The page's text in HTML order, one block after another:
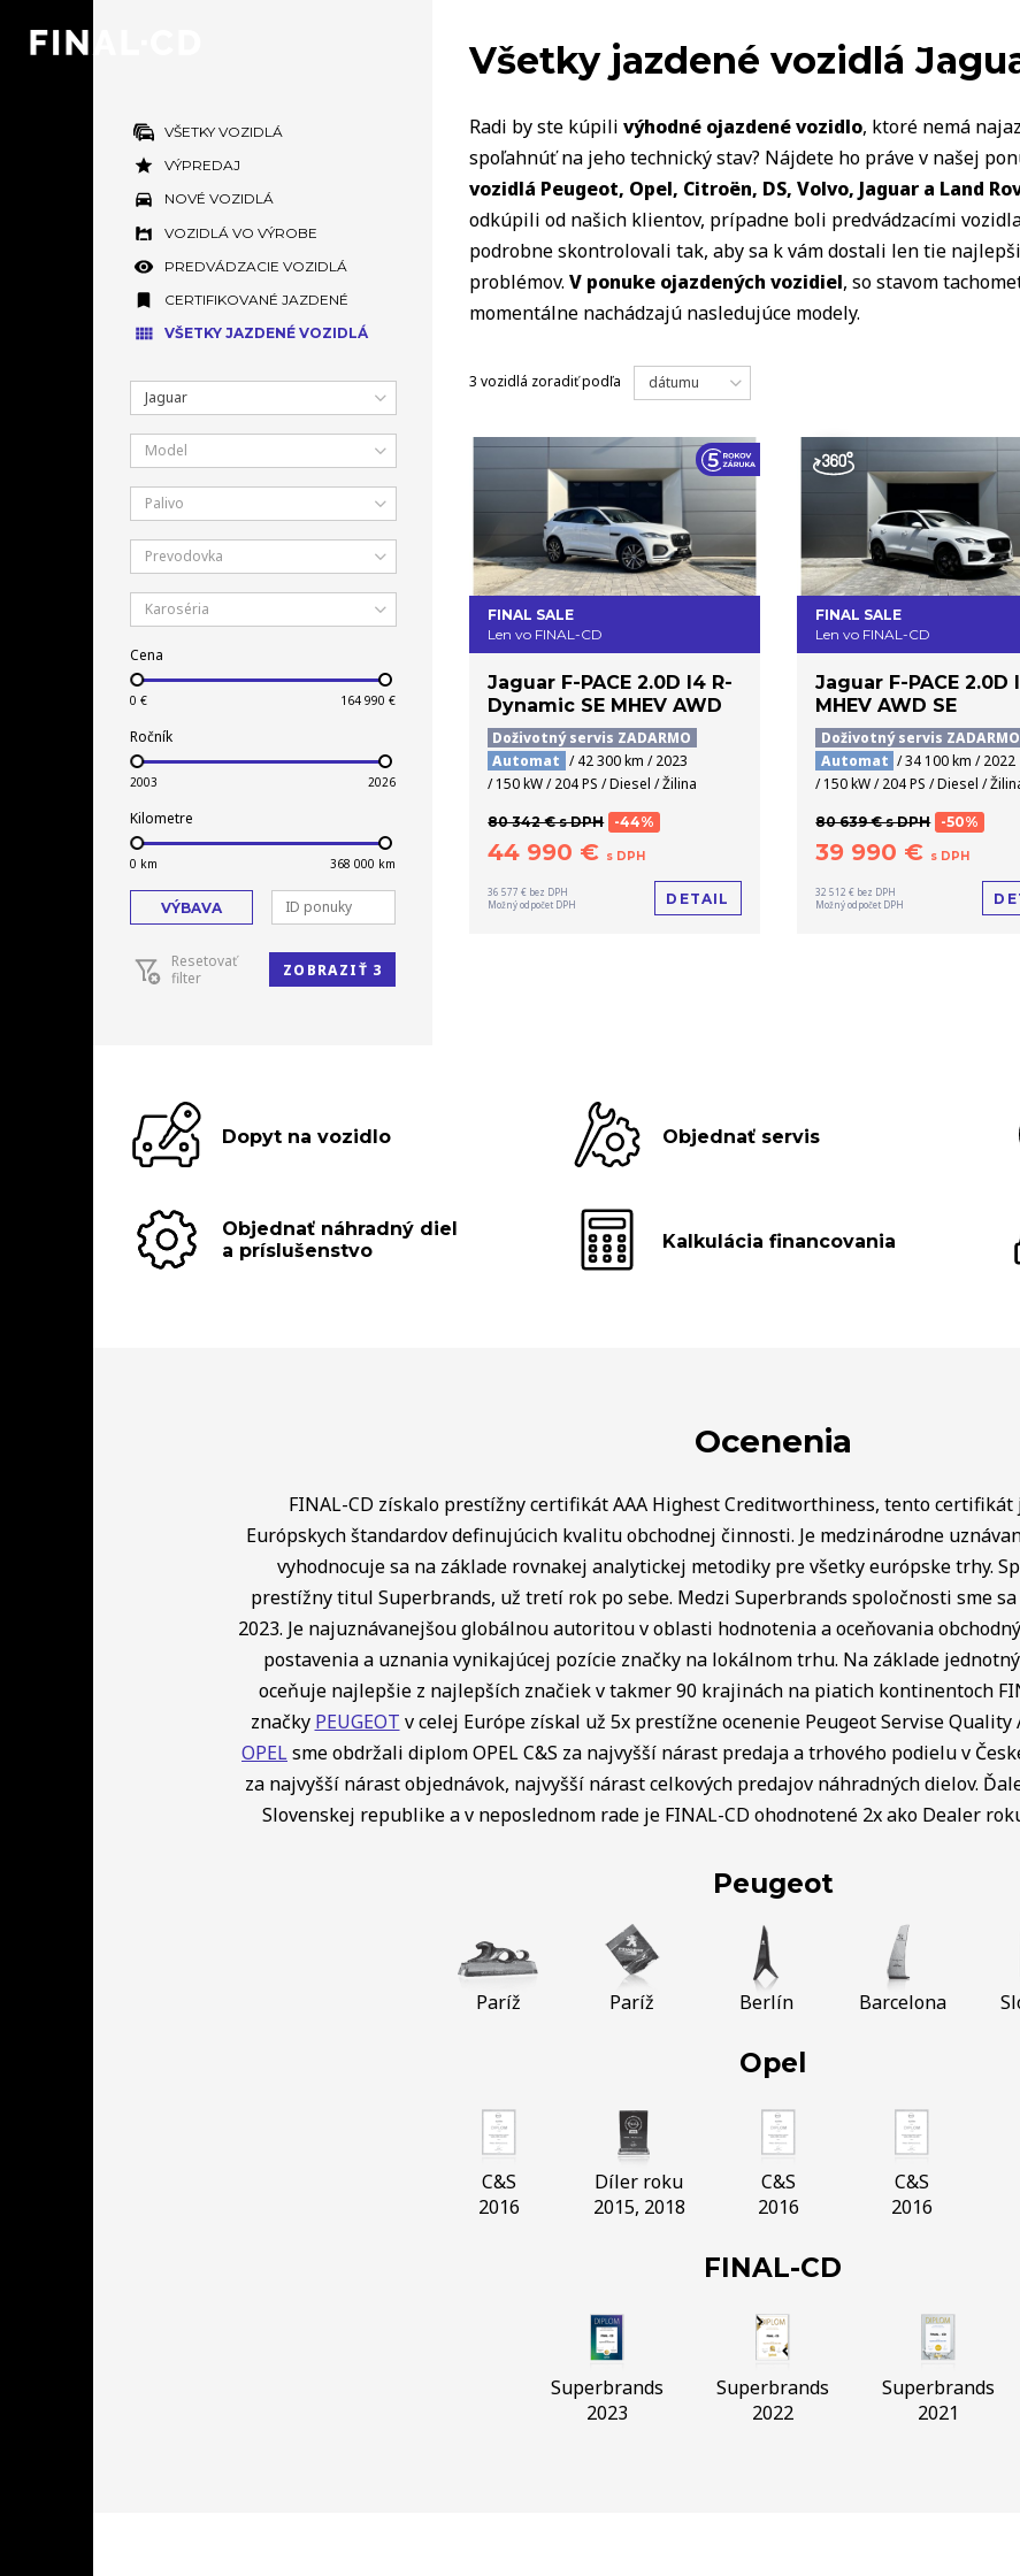
VOZIDLÁ
VŠETKY VOZIDLÁ
VÝPREDAJ
NOVÉ VOZIDLÁ
VOZIDLÁ VO VÝROBE
PREDVÁDZACIE VOZIDLÁ
CERTIFIKOVANÉ JAZDENÉ
VŠETKY JAZDENÉ VOZIDLÁ
Jaguar
Model
Palivo
Prevodovka
Karoséria
Cena
Ročník
Kilometre
VÝBAVA
Resetovať
filter
ZOBRAZIŤ 3
Všetky jazdené vozidlá
Radi by ste kúpilivýhodné ojazdené vozidlo, ktoré nemá
spoľahnúť na jeho technický stav? Nájdete ho práve v našej
vozidlá Peugeot, Opel, Citroën, DS, Volvo, Jaguar a Land
odkúpili od našich klientov, prípadne boli predvádzacími
podrobne skontrolovali tak, aby sa k vám dostali len tie
problémov.V ponuke ojazdených vozidiel, so stavom
momentálne nachádzajú nasledujúce modely.
3 vozidlá zoradiť podľa dátumu
FINAL SALE
Len vo FINAL-CD
Jaguar F-PACE 2.0D I4 R-
Dynamic SE MHEV AWD
Doživotný servis ZADARMO
Automat / 42 300 km / 2023
/ 150 kW / 204 PS / Diesel / Žilina
80 342 € s DPH -44%
44 990 € s DPH
36 577 € bez DPH
Možný odpočet DPH
DETAIL
FINAL SALE
Len vo FINAL-CD
Jaguar F-PACE 2.0D
MHEV AWD SE
Doživotný servis ZADARMO
Automat / 34 100 km / 2022
/ 150 kW / 204 PS / Diesel /
80 639 € s DPH -50%
39 990 € s DPH
32 512 € bez DPH
Možný odpočet DPH
Dopyt na vozidlo Objednať servis
Objednať náhradný diel
a príslušenstvo
Kalkulácia financovania
Ocenenia
FINAL-CD získalo prestížny certifikát AAA Highest Creditworthiness, tento
Európskych štandardov definujúcich kvalitu obchodnej činnosti. Je medzinárodne
vyhodnocuje sa na základe rovnakej analytickej metodiky pre všetky európske trhy.
prestížny titul Superbrands, už tretí rok po sebe. Medzi Superbrands spoločnosti sme
2023. Je najuznávanejšou globálnou autoritou v oblasti hodnotenia a oceňovania
postavenia a uznania vynikajúcej pozície značky na lokálnom trhu. Na základe
oceňuje najlepšie z najlepších značiek v takmer 90 krajinách na piatich kontinentoch
značky PEUGEOT v celej Európe získal už 5x prestížne ocenenie Peugeot Servise Quality
OPELsme obdržali diplom OPEL C&S za najvyšší nárast predaja a trhového podielu v
za najvyšší nárast objednávok, najvyšší nárast celkových predajov náhradných dielov.
Slovenskej republike a v neposlednom rade je FINAL-CD ohodnotené 2x ako Dealer
Peugeot
Paríž Paríž Berlín Barcelona
Opel
C&S
2016
Díler roku
2015, 2018
C&S
2016
C&S
2016
FINAL-CD
Superbrands
2023
Superbrands
2022
Superbrands
2021